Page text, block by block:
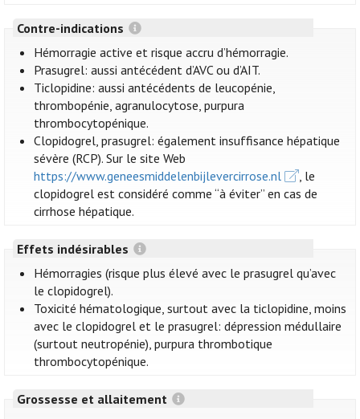
Contre-indications
Hémorragie active et risque accru d’hémorragie.
Prasugrel: aussi antécédent d’AVC ou d’AIT.
Ticlopidine: aussi antécédents de leucopénie,
thrombopénie, agranulocytose, purpura
thrombocytopénique.
Clopidogrel, prasugrel: également insuffisance hépatique
sévère (RCP). Sur le site Web
https://www.geneesmiddelenbijlevercirrose.nl
, le
clopidogrel est considéré comme “à éviter” en cas de
cirrhose hépatique.
Effets indésirables
Hémorragies (risque plus élevé avec le prasugrel qu’avec
le clopidogrel).
Toxicité hématologique, surtout avec la ticlopidine, moins
avec le clopidogrel et le prasugrel: dépression médullaire
(surtout neutropénie), purpura thrombotique
thrombocytopénique.
Grossesse et allaitement